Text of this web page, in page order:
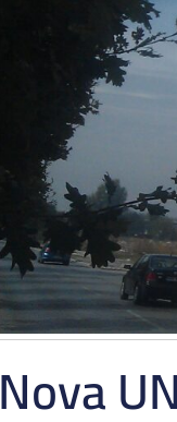
Nova